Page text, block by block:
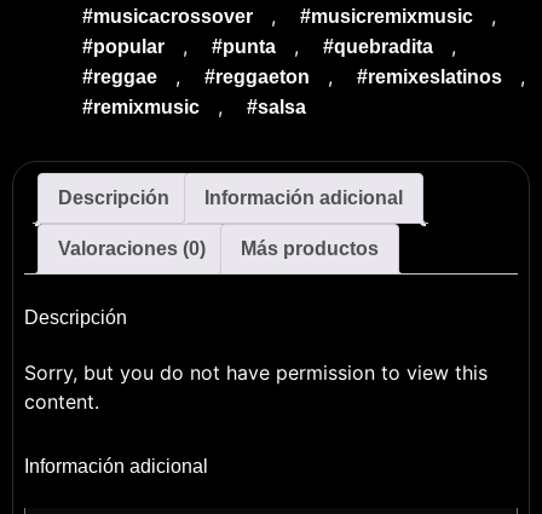
#musicacrossover , #musicremixmusic ,
#popular , #punta , #quebradita ,
#reggae , #reggaeton , #remixeslatinos ,
#remixmusic , #salsa
Descripción Información adicional
Valoraciones (0) Más productos
Descripción
Sorry, but you do not have permission to view this
content.
Información adicional